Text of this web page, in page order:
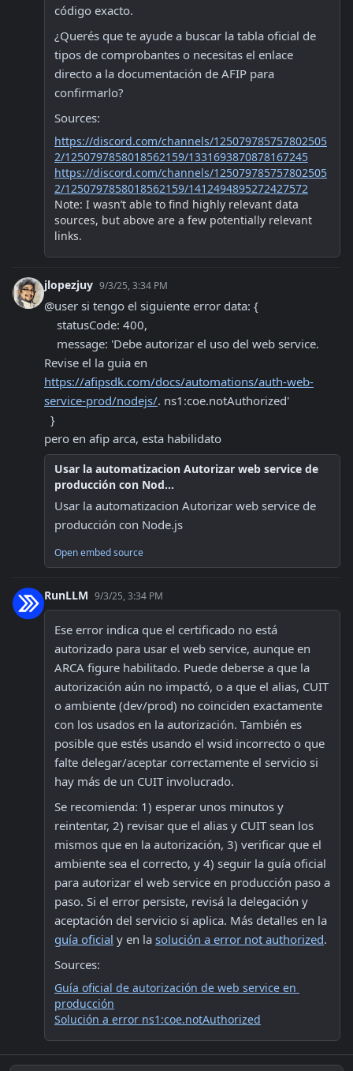
código exacto.
¿Querés que te ayude a buscar la tabla oficial de
tipos de comprobantes o necesitas el enlace
directo a la documentación de AFIP para
confirmarlo?
Sources:
https://discord.com/channels/125079785757802505
2/1250797858018562159/1331693870878167245
https://discord.com/channels/125079785757802505
2/1250797858018562159/1412494895272427572
Note: I wasn’t able to find highly relevant data
sources, but above are a few potentially relevant
links.
jlopezjuy 9/3/25, 3:34 PM
@user si tengo el siguiente error data: {
https://afipsdk.com/docs/automations/auth-web-
service-prod/nodejs/. ns1:coe.notAuthorized'
pero en afip arca, esta habilidato
Usar la automatizacion Autorizar web service de
producción con Nod...
Usar la automatizacion Autorizar web service de
producción con Node.js
Open embed source
RunLLM 9/3/25, 3:34 PM
Ese error indica que el certificado no está
autorizado para usar el web service, aunque en
ARCA figure habilitado. Puede deberse a que la
autorización aún no impactó, o a que el alias, CUIT
o ambiente (dev/prod) no coinciden exactamente
con los usados en la autorización. También es
posible que estés usando el wsid incorrecto o que
falte delegar/aceptar correctamente el servicio si
hay más de un CUIT involucrado.
Se recomienda: 1) esperar unos minutos y
reintentar, 2) revisar que el alias y CUIT sean los
mismos que en la autorización, 3) verificar que el
ambiente sea el correcto, y 4) seguir la guía oficial
para autorizar el web service en producción paso a
paso. Si el error persiste, revisá la delegación y
guía oficial y en la solución a error not authorized.
Sources:
Guía oficial de autorización de web service en
producción
Solución a error ns1:coe.notAuthorized